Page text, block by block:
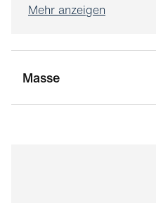
Mehr anzeigen
Masse